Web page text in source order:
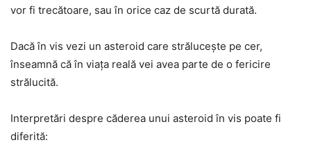
vor fi trecătoare, sau în orice caz de scurtă durată.
Dacă în vis vezi un asteroid care strălucește pe cer,
înseamnă că în viața reală vei avea parte de o fericire
strălucită.
Interpretări despre căderea unui asteroid în vis poate fi
diferită: